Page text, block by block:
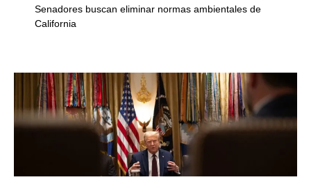
Senadores buscan eliminar normas ambientales de
California